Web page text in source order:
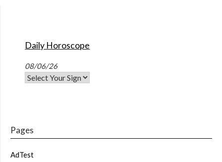
Daily Horoscope
08/06/26
Pages
AdTest